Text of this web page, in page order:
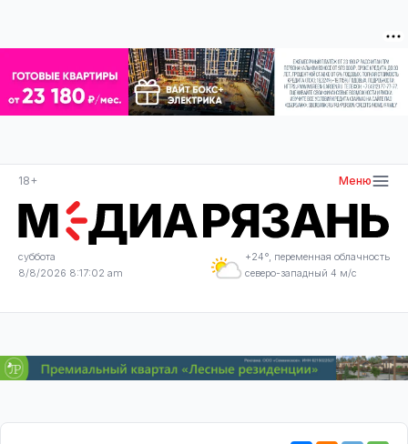
18+ Меню
суббота
8/8/2026 8:17:02 am
+24°, переменная облачность
северо-западный 4 м/с